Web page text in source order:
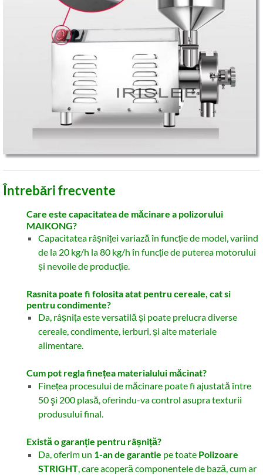
Întrebări frecvente
Care este capacitatea de măcinare a polizorului
MAIKONG?
Capacitatea râșniței variază în funcție de model, variind
de la 20 kg/h la 80 kg/h în funcție de puterea motorului
și nevoile de producție.
Rasnita poate fi folosita atat pentru cereale, cat si
pentru condimente?
Da, râșnița este versatilă și poate prelucra diverse
cereale, condimente, ierburi, și alte materiale
alimentare.
Cum pot regla finețea materialului măcinat?
Finețea procesului de măcinare poate fi ajustată între
50 şi 200 plasă, oferindu-va control asupra texturii
produsului final.
Există o garanție pentru râșniță?
Da, oferim un 1-an de garantie pe toate Polizoare
STRIGHT, care acoperă componentele de bază, cum ar